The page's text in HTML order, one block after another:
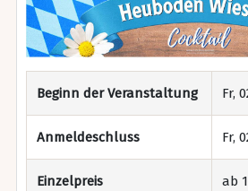
Beginn der Veranstaltung Fr,
Anmeldeschluss Fr,
Einzelpreis ab